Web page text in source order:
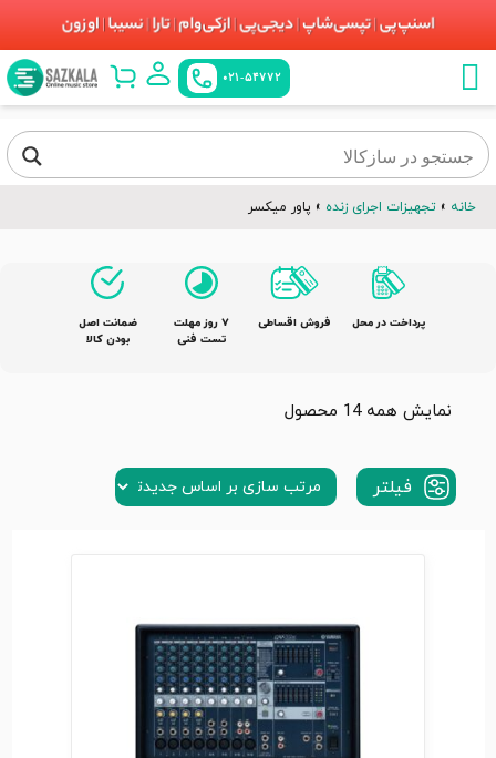
021-54772
خانه »تجهیزات اجرای زنده » پاور میکسر
پرداخت در محل فروش اقساطی
٧ روز مهلت
تست فنی
ضمانت اصل
بودن کالا
نمایش همه 14 محصول
فیلتر